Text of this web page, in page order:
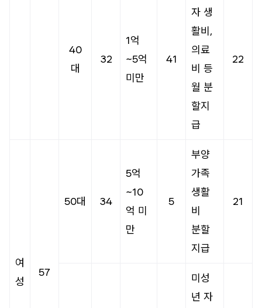
40
대
32
1억
~5억
미만
41
자 생
활비,
의료
비 등
월 분
할지
급
22
여
성
57
50대 34
5억
~10
억 미
만
5
부양
가족
생활
비
분할
지급
21
미성
년 자